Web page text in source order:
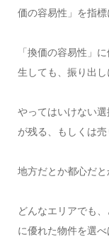
価の容易性」を指標
「換価の容易性」
生しても、振り出し
やってはいけない
が残る、もしくは売
地方だとか都心だと
どんなエリアでも
に優れた物件を選